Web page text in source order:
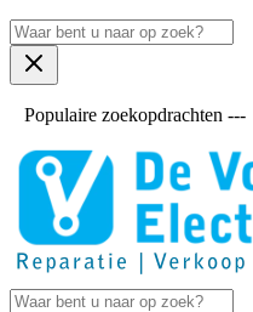
Populaire zoekopdrachten ---